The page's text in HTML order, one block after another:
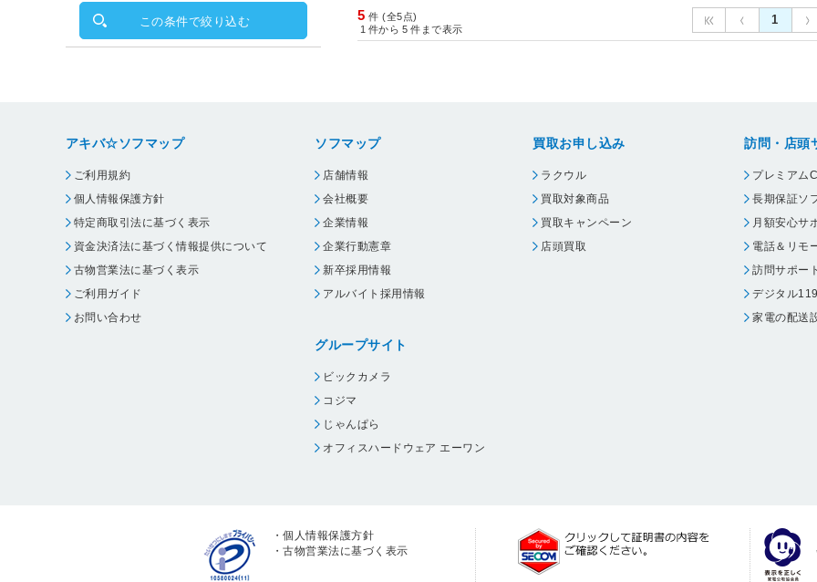
5 件 (全5点)
1 件から 5 件まで表示
1
この条件で絞り込む
アキバ☆ソフマップ
ご利用規約
個人情報保護方針
特定商取引法に基づく表示
資金決済法に基づく情報提供について
古物営業法に基づく表示
ご利用ガイド
お問い合わせ
ソフマップ
店舗情報
会社概要
企業情報
企業行動憲章
新卒採用情報
アルバイト採用情報
グループサイト
ビックカメラ
コジマ
じゃんぱら
オフィスハードウェア エーワン
買取お申し込み
ラクウル
買取対象商品
買取キャンペーン
店頭買取
訪問・店頭
プレミアム
長期保証ソ
月額安心サ
電話＆リモ
訪問サポー
デジタル
家電の配送
・個人情報保護方針
・古物営業法に基づく表示